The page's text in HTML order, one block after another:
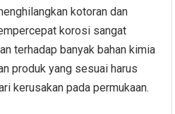
kotoran dan
korosi sangat
terhadap banyak bahan kimia
produk yang sesuai harus
kerusakan pada permukaan.